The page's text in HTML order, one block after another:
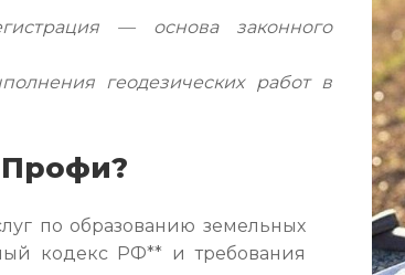
— основа законного
геодезических работ в
по образованию земельных
кодекс РФ** и требования